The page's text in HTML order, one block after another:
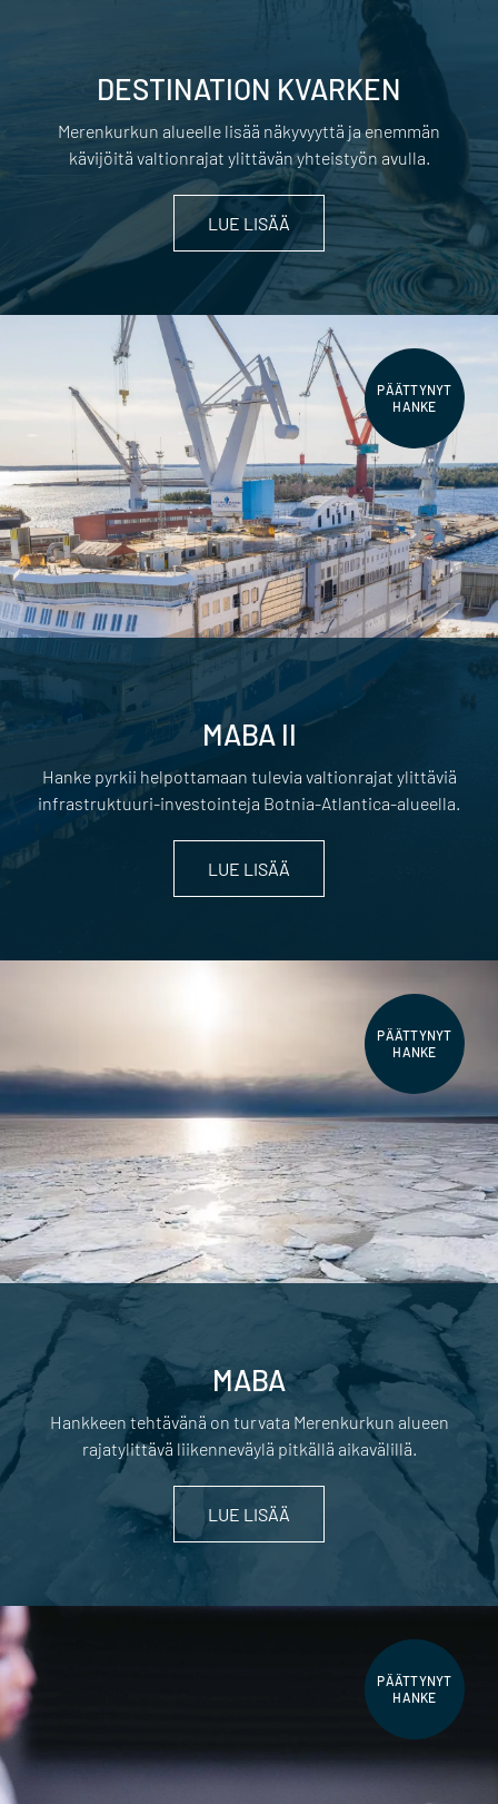
DESTINATION KVARKEN
Merenkurkun alueelle lisää näkyvyyttä ja enemmän
kävijöitä valtionrajat ylittävän yhteistyön avulla.
LUE LISÄÄ
PÄÄTTYNYT
HANKE
MABA II
Hanke pyrkii helpottamaan tulevia valtionrajat ylittäviä
infrastruktuuri-investointeja Botnia-Atlantica-alueella.
LUE LISÄÄ
PÄÄTTYNYT
HANKE
MABA
Hankkeen tehtävänä on turvata Merenkurkun alueen
rajatylittävä liikenneväylä pitkällä aikavälillä.
LUE LISÄÄ
PÄÄTTYNYT
HANKE